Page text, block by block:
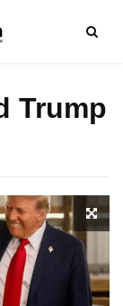
Trump